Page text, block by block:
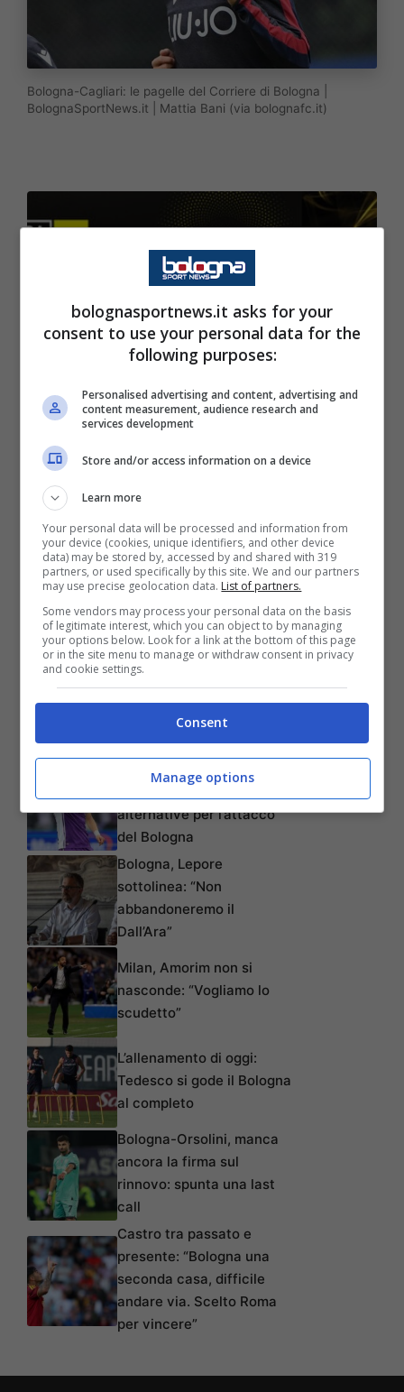
Bologna-Cagliari: le pagelle del Corriere di Bologna |
BolognaSportNews.it | Mattia Bani (via bolognafc.it)
Skorupski 6; Tomiyasu 5,5; Danilo 6; Bani 5,5;
Dijks 5,5; Krejci sv; Schouten 5,5; Dominguez
Soriano 6,5; Barrow 7,5; Palacio 6,5; Sansone
5,5; All.Mihajlovic 6,5
Articoli recentiPiccoli favorito, ma non è
alternative per l’attacco
del Bologna
Bologna, Lepore
sottolinea: “Non
abbandoneremo il
Dall’Ara”
Milan, Amorim non si
nasconde: “Vogliamo lo
scudetto”
L’allenamento di oggi:
Tedesco si gode il Bologna
al completo
Bologna-Orsolini, manca
ancora la firma sul
rinnovo: spunta una last
call
Castro tra passato e
presente: “Bologna una
seconda casa, difficile
andare via. Scelto Roma
per vincere”
bolognasportnews.it asks for your
consent to use your personal data for the
following purposes:
Personalised advertising and content, advertising and
content measurement, audience research and
services development
Store and/or access information on a device
Learn more
Your personal data will be processed and information from
your device (cookies, unique identifiers, and other device
data) may be stored by, accessed by and shared with 319
partners, or used specifically by this site. We and our partners
may use precise geolocation data. List of partners.
Some vendors may process your personal data on the basis
of legitimate interest, which you can object to by managing
your options below. Look for a link at the bottom of this page
or in the site menu to manage or withdraw consent in privacy
and cookie settings.
Consent
Manage options